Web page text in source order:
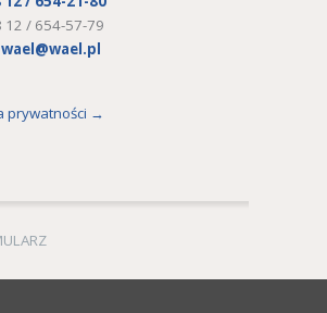
12 / 654-57-79
wael@wael.pl
prywatności →